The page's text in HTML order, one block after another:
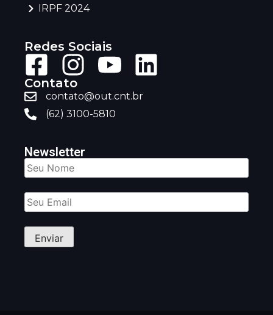
IRPF 2024
Redes Sociais
Contato
contato@out.cnt.br
(62) 3100-5810
Newsletter